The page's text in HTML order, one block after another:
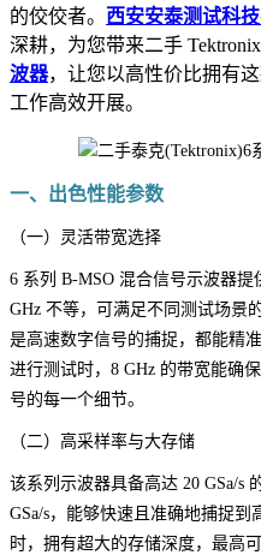
的佼佼者。 西安安泰测试科
深耕，为您带来二手
波器，让您以高性价比拥有
工作高效开展。
一、出色性能参数
（一）灵活带宽选择
6 系列 B-MSO 混合信号示波器
GHz 不等，可满足不同测试场景
是高速数字信号的捕捉，都能精
进行测试时，8 GHz 的带宽能确
号的每一个细节。
（二）高采样率与大存储
该系列示波器具备高达 20 GSa/s
GSa/s，能够快速且准确地捕捉
时，拥有超大的存储深度，最高